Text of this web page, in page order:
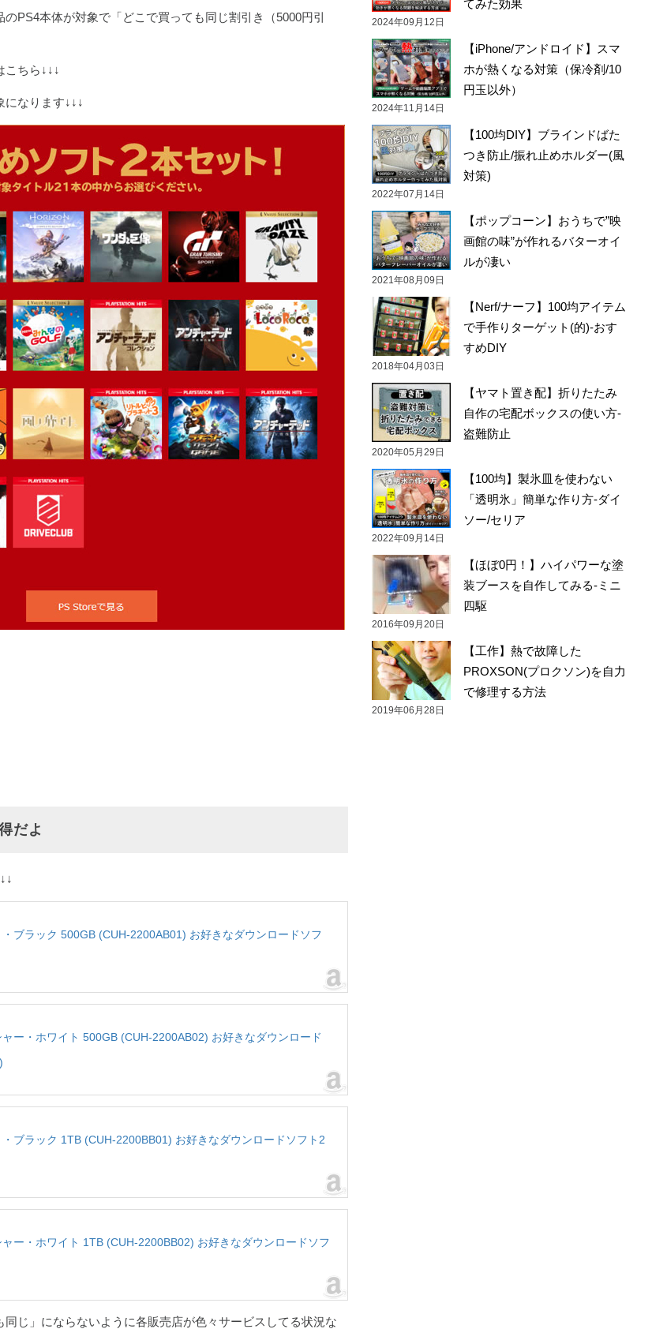
PS4本体が対象で「どこで買っても同じ割引き（5000円引
こちら↓↓↓
になります↓↓↓
だよ
ブラック 500GB (CUH-2200AB01) お好きなダウンロードソフ
ー・ホワイト 500GB (CUH-2200AB02) お好きなダウンロード
ブラック 1TB (CUH-2200BB01) お好きなダウンロードソフト2
ー・ホワイト 1TB (CUH-2200BB02) お好きなダウンロードソフ
じ」にならないように各販売店が色々サービスしてる状況な
てみた効果
2024年09月12日
【iPhone/アンドロイド】スマ
ホが熱くなる対策（保冷剤/10
円玉以外）
2024年11月14日
【100均DIY】ブラインドばた
つき防止/振れ止めホルダー(風
対策)
2022年07月14日
【ポップコーン】おうちで”映
画館の味”が作れるバターオイ
ルが凄い
2021年08月09日
【Nerf/ナーフ】100均アイテム
で手作りターゲット(的)-おす
すめDIY
2018年04月03日
【ヤマト置き配】折りたたみ
自作の宅配ボックスの使い方-
盗難防止
2020年05月29日
【100均】製氷皿を使わない
「透明氷」簡単な作り方-ダイ
ソー/セリア
2022年09月14日
【ほぼ0円！】ハイパワーな塗
装ブースを自作してみる-ミニ
四駆
2016年09月20日
【工作】熱で故障した
PROXSON(プロクソン)を自力
で修理する方法
2019年06月28日